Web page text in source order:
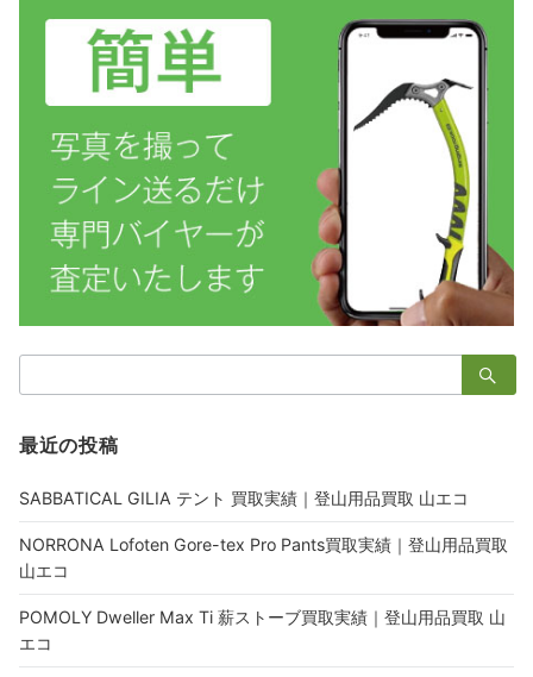
索：
最近の投稿
SABBATICAL GILIA テント 買取実績｜登山用品買取 山エコ
NORRONA Lofoten Gore-tex Pro Pants買取実績｜登山用品買取
山エコ
POMOLY Dweller Max Ti 薪ストーブ買取実績｜登山用品買取 山
エコ